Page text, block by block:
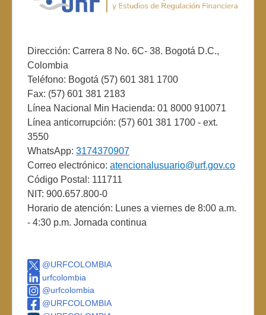
Dirección: Carrera 8 No. 6C- 38. Bogotá D.C.,
Colombia
Teléfono: Bogotá (57) 601 381 1700
Fax: (57) 601 381 2183
Línea Nacional Min Hacienda: 01 8000 910071
Línea anticorrupción: (57) 601 381 1700 - ext.
3550
WhatsApp: 3174370907
Correo electrónico: atencionalusuario@urf.gov.co
Código Postal: 111711
NIT: 900.657.800-0
Horario de atención: Lunes a viernes de 8:00 a.m.
- 4:30 p.m. Jornada continua
@URFCOLOMBIA
urfcolombia
@urfcolombia
@URFCOLOMBIA